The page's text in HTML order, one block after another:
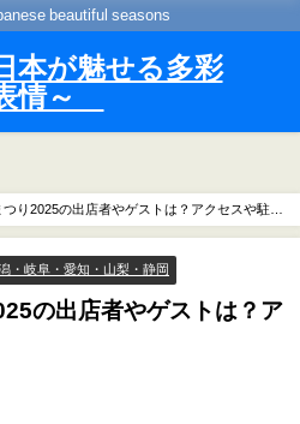
beautiful seasons
本が魅せる多彩
情～
り2025の出店者やゲストは？アクセスや駐車
・岐阜・愛知・山梨・静岡
の出店者やゲストは？ア